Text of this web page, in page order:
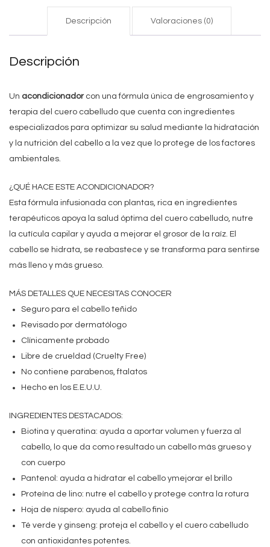
Descripción Valoraciones (0)
Descripción
Un acondicionadorcon una fórmula única de engrosamiento y
terapia del cuero cabelludo que cuenta con ingredientes
especializados para optimizar su salud mediante la hidratación
y la nutrición del cabello a la vez que lo protege de los factores
ambientales.
¿QUÉ HACE ESTE ACONDICIONADOR?
Esta fórmula infusionada con plantas, rica en ingredientes
terapéuticos apoya la salud óptima del cuero cabelludo, nutre
la cutícula capilar y ayuda a mejorar el grosor de la raíz. El
cabello se hidrata, se reabastece y se transforma para sentirse
más lleno y más grueso.
MÁS DETALLES QUE NECESITAS CONOCER
Seguro para el cabello teñido
Revisado por dermatólogo
Clínicamente probado
Libre de crueldad (Cruelty Free)
No contiene parabenos, ftalatos
Hecho en los E.E.U.U.
INGREDIENTES DESTACADOS:
Biotina y queratina: ayuda a aportar volumen y fuerza al
cabello, lo que da como resultado un cabello más grueso y
con cuerpo
Pantenol: ayuda a hidratar el cabello ymejorar el brillo
Proteína de lino: nutre el cabello y protege contra la rotura
Hoja de níspero: ayuda al cabello finio
Té verde y ginseng: proteja el cabello y el cuero cabelludo
con antioxidantes potentes.